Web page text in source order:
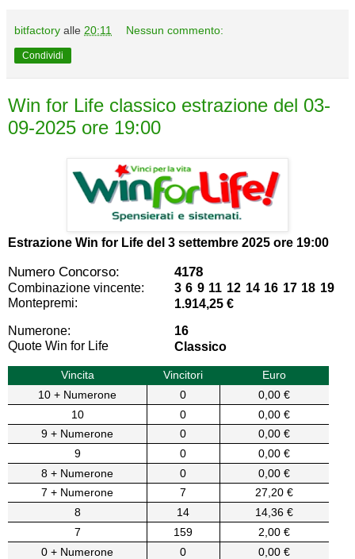
bitfactory alle 20:11 Nessun commento:
Condividi
Win for Life classico estrazione del 03-
09-2025 ore 19:00
Estrazione Win for Life del 3 settembre 2025 ore 19:00
Numero Concorso: 4178
Combinazione vincente:
3 6 9 11 12 14 16 17 18 19
Montepremi:
1.914,25 €
Numerone:
16
Quote Win for Life
Classico
Vincita Vincitori
Euro
10 + Numerone
0
0,00 €
10
0
0,00 €
9 + Numerone
0
0,00 €
9
0
0,00 €
8 + Numerone
0
0,00 €
7 + Numerone
7
27,20 €
8
14
14,36 €
7
159
2,00 €
0 + Numerone
0
0,00 €